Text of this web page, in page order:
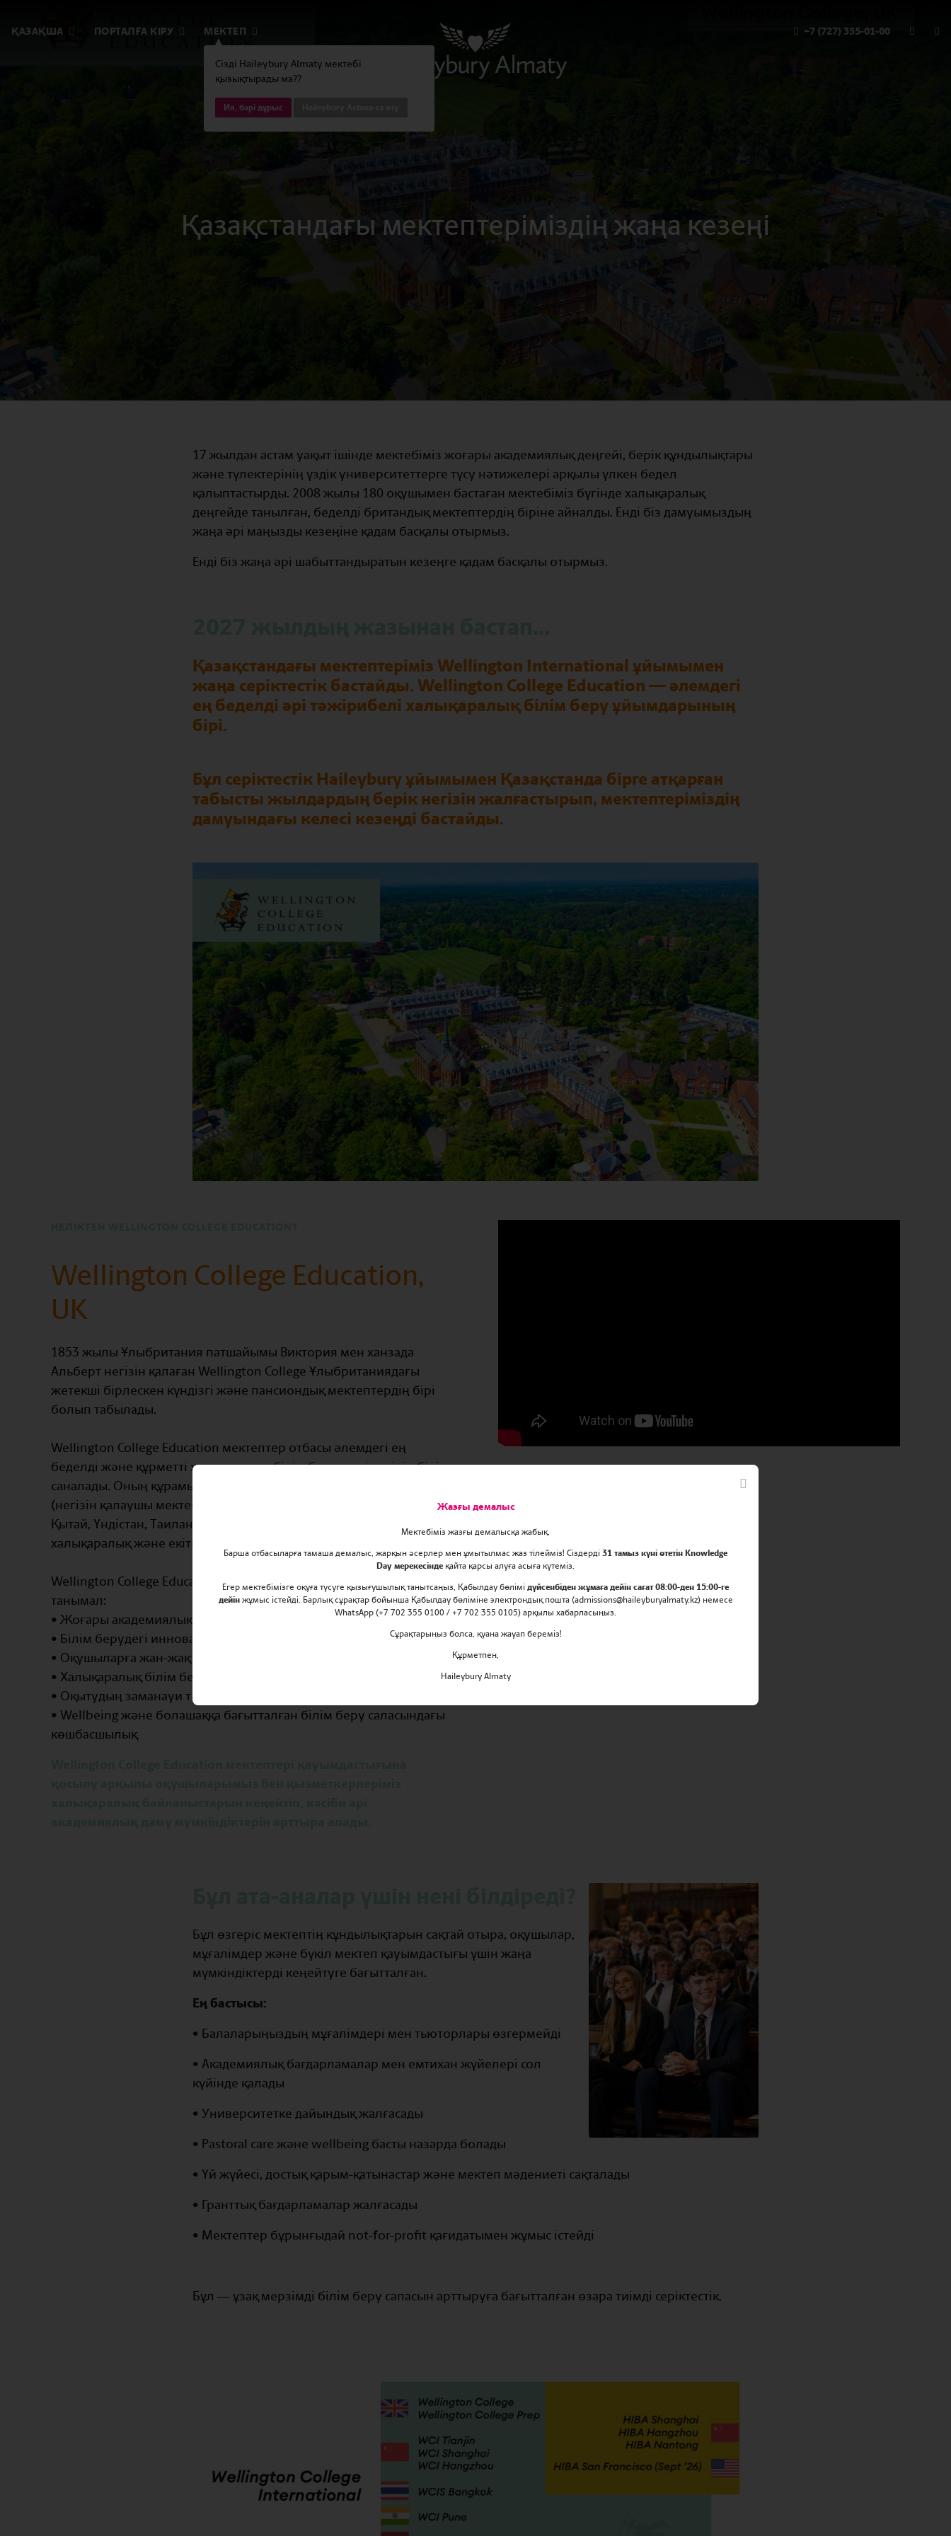
ҚАЗАҚША ПОРТАЛҒА КІРУ
Сізді Haileybury Almaty мектебі
қызықтырады ма??
Ия, бәрі дұрыс
МЕКТЕП +7 (727) 355-01-00
Қазақстандағы мектептеріміздің жаңа кезеңі
17 жылдан астам уақыт ішінде мектебіміз жоғары академиялық деңгейі, берік құндылықтары
және түлектерінің үздік университеттерге түсу нәтижелері арқылы үлкен бедел
қалыптастырды. 2008 жылы 180 оқушымен бастаған мектебіміз бүгінде халықаралық
деңгейде танылған, беделді британдық мектептердің біріне айналды. Енді біз дамуымыздың
жаңа әрі маңызды кезеңіне қадам басқалы отырмыз.
Енді біз жаңа әрі шабыттандыратын кезеңге қадам басқалы отырмыз.
Қазақстандағы мектептеріміз Wellington International ұйымымен
жаңа серіктестік бастайды. Wellington College Education — әлемдегі
ең беделді әрі тәжірибелі халықаралық білім беру ұйымдарының
бірі.
Бұл серіктестік Haileybury ұйымымен Қазақстанда бірге атқарған
табысты жылдардың берік негізін жалғастырып, мектептеріміздің
дамуындағы келесі кезеңді бастайды.
Wellington College Education,
UK
1853 жылы Ұлыбритания патшайымы Виктория мен ханзада
Альберт негізін қалаған Wellington College Ұлыбританиядағы
жетекші бірлескен күндізгі және пансиондық мектептердің бірі
болып табылады.
Wellington College Education мектептер отбасы әлемдегі ең
беделді және құрметті халықаралық білім беру желілерінің бірі
саналады. Оның құрамына Ұлыбританиядағы Wellington College
(негізін қалаушы мектеп) және Wellington College Prep, сондай-ақ
Қытай, Үндістан, Таиланд, Индонезия және АҚШ-тағы
халықаралық және екітілді мектептер кіреді.
Wellington College Education келесі бағыттарымен ерекше
танымал:
• Жоғары академиялық нәтижелер
• Білім берудегі инновациялар
• Оқушыларға жан-жақты қолдау
• Халықаралық білім беру ынтымақтастығы
• Оқытудың заманауи тәсілдері
• Wellbeing және болашаққа бағытталған білім беру саласындағы
көшбасшылық
Бұл өзгеріс мектептің кұндылықтарын сақтай отыра, оқушылар,
мұғалімдер және бүкіл мектеп қауымдастығы үшін жаңа
мүмкіндіктерді кеңейтуге бағытталған.
Ең бастысы:
• Балаларыңыздың мұғалімдері мен тьюторлары өзгермейді
• Академиялық бағдарламалар мен емтихан жүйелері сол
күйінде қалады
• Университетке дайындық жалғасады
• Pastoral care және wellbeing басты назарда болады
• Үй жүйесі, достық қарым-қатынастар және мектеп мәдениеті сақталады
• Гранттық бағдарламалар жалғасады
• Мектептер бұрынғыдай not-for-profit қағидатымен жұмыс істейді
Бұл — ұзақ мерзімді білім беру сапасын арттыруға бағытталған өзара тиімді серіктестік.
Жазғы демалыс
Мектебіміз жазғы демалысқа жабық.
Барша отбасыларға тамаша демалыс, жарқын әсерлер мен ұмытылмас жаз тілейміз! Сіздерді 31 тамыз күні өтетін Knowledge
Day мерекесінде қайта қарсы алуға асыға күтеміз.
Егер мектебімізге оқуға түсуге қызығушылық танытсаңыз, Қабылдау бөлімі дүйсенбіден жұмаға дейін сағат 08:00-ден 15:00-ге
дейінжұмыс істейді. Барлық сұрақтар бойынша Қабылдау бөліміне электрондық пошта (admissions@haileyburyalmaty.kz) немесе
WhatsApp (+7 702 355 0100 / +7 702 355 0105) арқылы хабарласыңыз.
Сұрақтарыңыз болса, қуана жауап береміз!
Құрметпен,
Haileybury Almaty